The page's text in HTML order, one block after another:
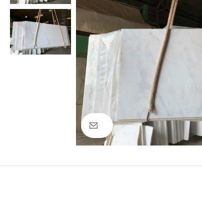
Click to enlarge